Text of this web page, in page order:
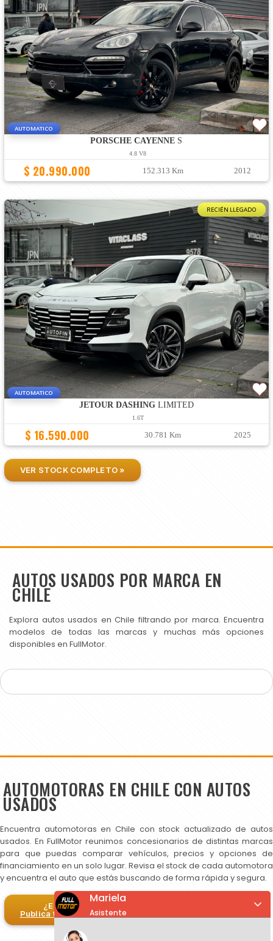
AUTOMATICO
PORSCHE CAYENNE S
4.8 V8
$ 20.990.000 152.313 Km 2012
RECIÉN LLEGADO
AUTOMATICO
JETOUR DASHINGLIMITED
1.6T
$ 16.590.000 30.781 Km 2025
VER STOCK COMPLETO »
AUTOS USADOS POR MARCA EN
CHILE
Explora autos usados en Chile filtrando por marca. Encuentra
modelos de todas las marcas y muchas más opciones
disponibles en FullMotor.
AUTOMOTORAS EN CHILE CON AUTOS
USADOS
Encuentra automotoras en Chile con stock actualizado de autos
usados. En FullMotor reunimos concesionarios de distintas marcas
para que puedas comparar vehículos, precios y opciones de
financiamiento en un solo lugar. Revisa el stock de cada automotora
y encuentra el auto que estás buscando de forma rápida y segura.
¿Eres automotora?
Publica tus autos en FullMotor
Mariela
Asistente